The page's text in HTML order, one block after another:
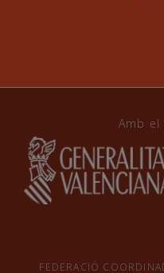
Amb
FEDERACIÓ